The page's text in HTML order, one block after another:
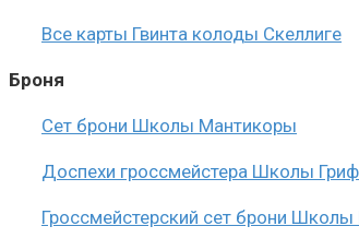
Все карты Гвинта колоды Скеллиге
Броня
Сет брони Школы Мантикоры
Доспехи гроссмейстера Школы
Гроссмейстерский сет брони